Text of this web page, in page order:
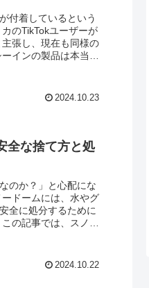
付着しているという
張し、現在も同様の
2024.10.23
全な捨て方と処
のか？」と心配にな
全に処分するために
2024.10.22